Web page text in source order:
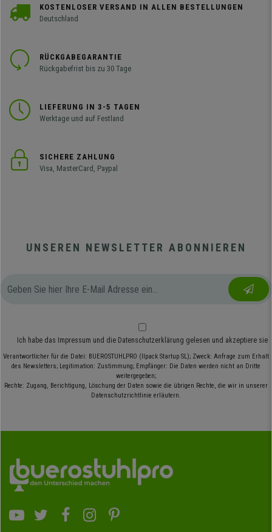
KOSTENLOSER VERSAND IN ALLEN BESTELLUNGEN
Deutschland
RÜCKGABEGARANTIE
Rückgabefrist bis zu 30 Tage
LIEFERUNG IN 3-5 TAGEN
Werktage und auf Festland
SICHERE ZAHLUNG
Visa, MasterCard, Paypal
UNSEREN NEWSLETTER ABONNIEREN
Ich habe das Impressum und die Datenschutzerklärung gelesen und akzeptiere sie
Verantwortlicher für die Datei: BUEROSTUHLPRO (Ilpack Startup SL); Zweck: Anfrage zum Erhalt
des Newsletters; Legitimation: Zustimmung; Empfänger: Die Daten werden nicht an Dritte
weitergegeben;
Rechte: Zugang, Berichtigung, Löschung der Daten sowie die übrigen Rechte, die wir in unserer
Datenschutzrichtlinie erläutern.